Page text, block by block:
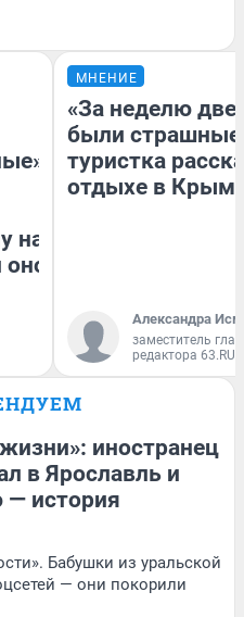
на
МНЕНИЕ
«За неделю две
были
туристка
отдыхе в
Александра
заместитель
редактора 63.RU
иностранец
в Ярославль и
— история
Бабушки из уральской
— они покорили